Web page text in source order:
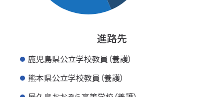
進路先
鹿児島県公立学校教員（養護）
熊本県公立学校教員（養護）